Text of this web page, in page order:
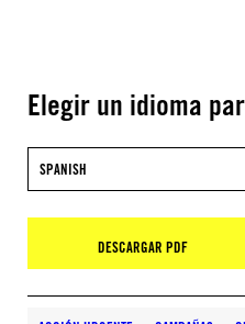
Elegir un idioma
SPANISH
DESCARGAR PDF